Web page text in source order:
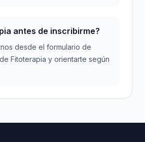
antes de inscribirme?
desde el formulario de
Fitoterapia y orientarte según